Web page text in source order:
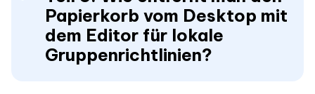
Papierkorb vom Desktop mit
dem Editor für lokale
Gruppenrichtlinien?